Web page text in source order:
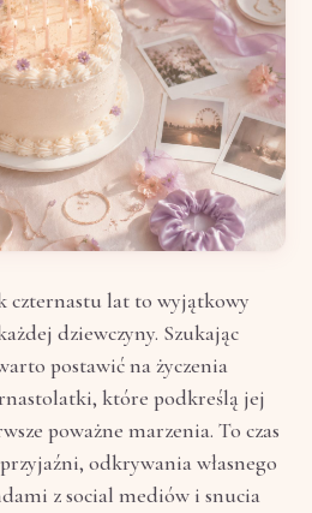
czternastu lat to wyjątkowy
dziewczyny. Szukając
postawić na życzenia
które podkreślą jej
poważne marzenia. To czas
odkrywania własnego
z social mediów i snucia